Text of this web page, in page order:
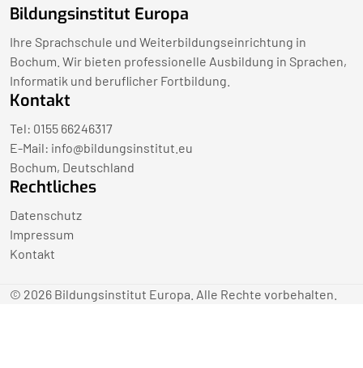
Bildungsinstitut Europa
Ihre Sprachschule und Weiterbildungseinrichtung in
Bochum. Wir bieten professionelle Ausbildung in Sprachen,
Informatik und beruflicher Fortbildung.
Kontakt
Tel: 0155 66246317
E-Mail: info@bildungsinstitut.eu
Bochum, Deutschland
Rechtliches
Datenschutz
Impressum
Kontakt
© 2026 Bildungsinstitut Europa. Alle Rechte vorbehalten.